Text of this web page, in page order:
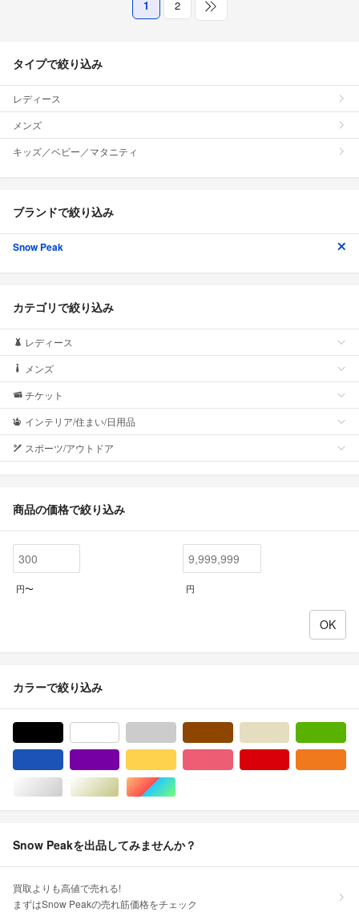
1 2
タイプで絞り込み
レディース
メンズ
キッズ／ベビー／マタニティ
ブランドで絞り込み
Snow Peak
カテゴリで絞り込み
レディース
メンズ
チケット
インテリア/住まい/日用品
スポーツ/アウトドア
商品の価格で絞り込み
円〜 円
カラーで絞り込み
シルバー/銀色系ゴールド/金色系マルチカラー
Snow Peakを出品してみませんか？
買取よりも高値で売れる!
まずはSnow Peakの売れ筋価格をチェック